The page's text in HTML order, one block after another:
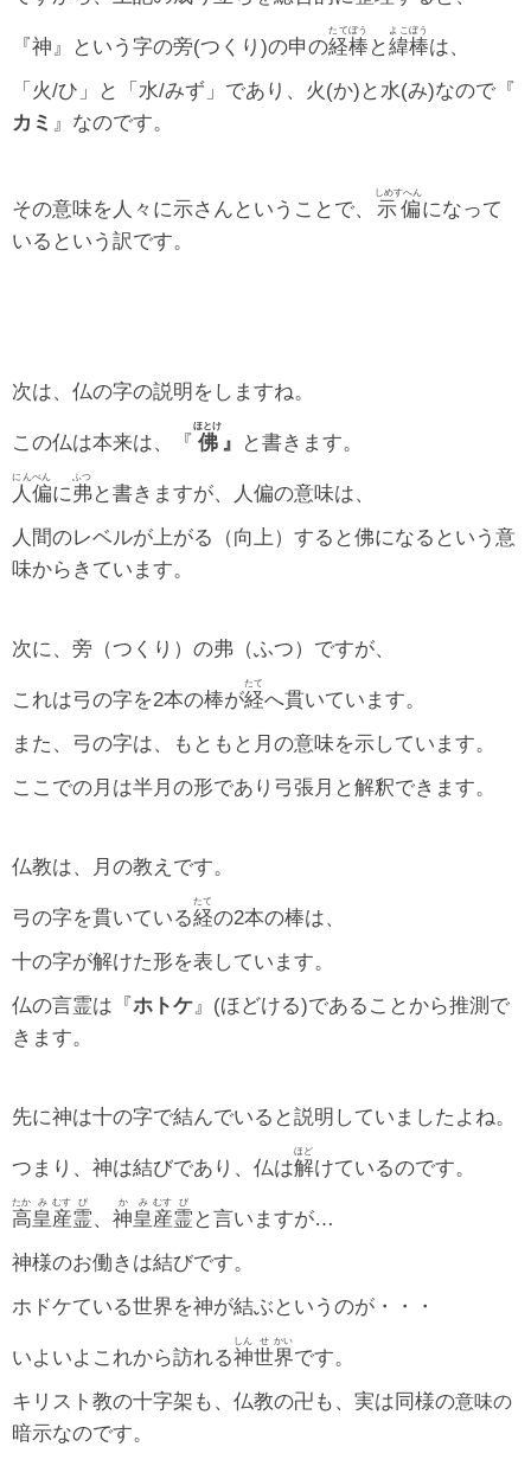
『神』という字の旁(つくり)の申の経棒
たてぼう
と緯棒
よこぼう
は、
「火/ひ」と「水/みず」であり、火(か)と水(み)なので『
カミ 』なのです。
その意味を人々に示さんということで、 示偏
しめすへん
になって
いるという訳です。
次は、仏の字の説明をしますね。
この仏は本来は、『 佛
ほとけ
』 と書きます。
人偏
にんべん
に弗
ふつ
と書きますが、人偏の意味は、
人間のレベルが上がる（向上）すると佛になるという意
味からきています。
次に、旁（つくり）の弗（ふつ）ですが、
これは弓の字を2本の棒が経
たて
へ貫いています。
また、弓の字は、もともと月の意味を示しています。
ここでの月は半月の形であり弓張月と解釈できます。
仏教は、月の教えです。
弓の字を貫いている経
たて
の2本の棒は、
十の字が解けた形を表しています。
仏の言霊は『ホトケ 』(ほどける)であることから推測で
きます。
先に神は十の字で結んでいると説明していましたよね。
つまり、神は結びであり、仏は解
ほど
けているのです。
高
たか
皇
み
産
むす
霊
び
、 神
か
皇
み
産
むす
霊
び
と言いますが…
神様のお働きは結びです。
ホドケている世界を神が結ぶというのが・・・
いよいよこれから訪れる神
しん
世
せ
界
かい
です。
キリスト教の十字架も、仏教の卍も、実は同様の意味の
暗示なのです。